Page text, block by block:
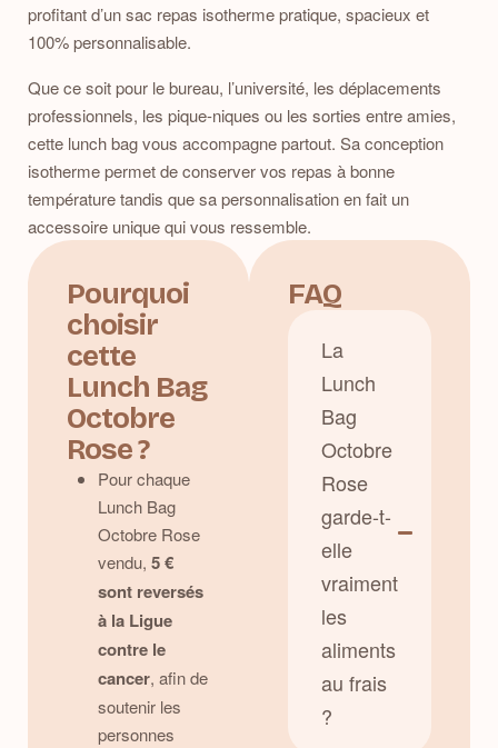
profitant d’un sac repas isotherme pratique, spacieux et
100% personnalisable.
Que ce soit pour le bureau, l’université, les déplacements
professionnels, les pique-niques ou les sorties entre amies,
cette lunch bag vous accompagne partout. Sa conception
isotherme permet de conserver vos repas à bonne
température tandis que sa personnalisation en fait un
accessoire unique qui vous ressemble.
Pourquoi
choisir
cette
Lunch Bag
Octobre
Rose ?
Pour chaque
Lunch Bag
Octobre Rose
vendu,5 €
sont reversés
à la Ligue
contre le
cancer, afin de
soutenir les
personnes
FAQ
La
Lunch
Bag
Octobre
Rose
garde-t-
elle
vraiment
les
aliments
au frais
?